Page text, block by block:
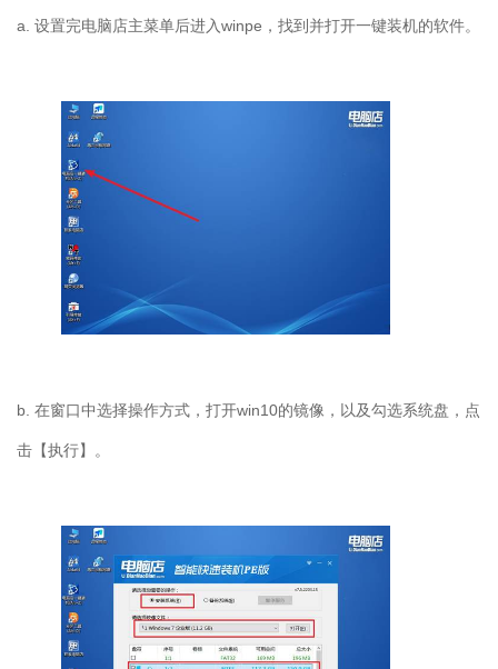
a. 设置完电脑店主菜单后进入winpe ，找到并打开一键装机的软件。
b. 在窗口中选择操作方式，打开win10的镜像，以及勾选系统盘，点
击【执行】。